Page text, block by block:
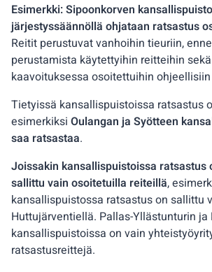
Esimerkki: Sipoonkorven
järjestyssäännöllä ohjataan ratsastus
Reitit perustuvat vanhoihin tieuriin,
perustamista käytettyihin reitteihin
kaavoituksessa osoitettuihin
Tietyissä kansallispuistoissa ratsastus
esimerkiksi Oulangan ja Syötteen
saa ratsastaa.
Joissakin kansallispuistoissa ratsastus
sallittu vain osoitetuilla reiteillä,
kansallispuistossa ratsastus on sallittu
Huttujärventiellä. Pallas-Yllästunturin ja
kansallispuistoissa on vain
ratsastusreittejä.